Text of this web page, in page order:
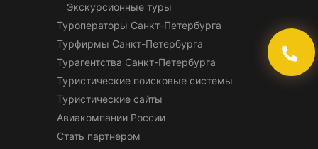
Экскурсионные туры
Туроператоры Санкт-Петербурга
Турфирмы Санкт-Петербурга
Турагентства Санкт-Петербурга
Туристические поисковые системы
Туристические сайты
Авиакомпании России
Стать партнером